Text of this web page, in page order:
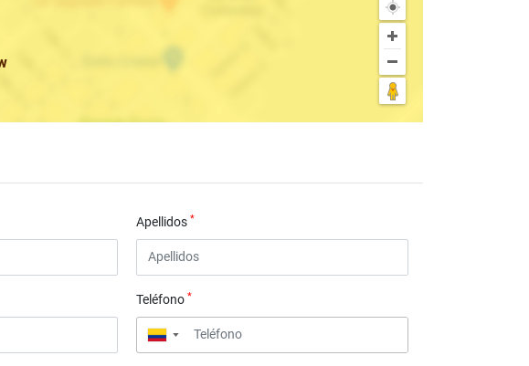
Apellidos *
Teléfono *
▼